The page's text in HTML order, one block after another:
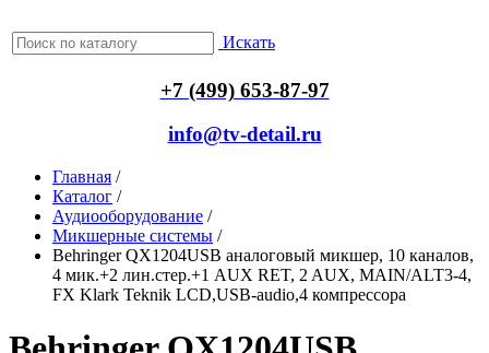
Искать
+7 (499) 653-87-97
info@tv-detail.ru
Главная /
Каталог /
Аудиооборудование /
Микшерные системы /
Behringer QX1204USB аналоговый микшер, 10 каналов,
4 мик.+2 лин.стер.+1 AUX RET, 2 AUX, MAIN/ALT3-4,
FX Klark Teknik LCD,USB-audio,4 компрессора